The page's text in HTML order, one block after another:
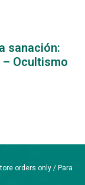
sanación:
Ocultismo
orders only / Para